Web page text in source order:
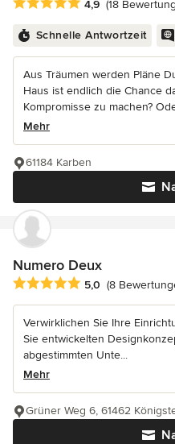
4,9 (18
Schnelle Antwortzeit
Aus Träumen werden Pläne
Haus ist endlich die Chance
Kompromisse zu machen?
Mehr
61184 Karben
Numero Deux
Durchschnittliche
5,0 (8
Verwirklichen Sie Ihre
Sie entwickelten
abgestimmten Unte...
Mehr
Grüner Weg 6, 61462